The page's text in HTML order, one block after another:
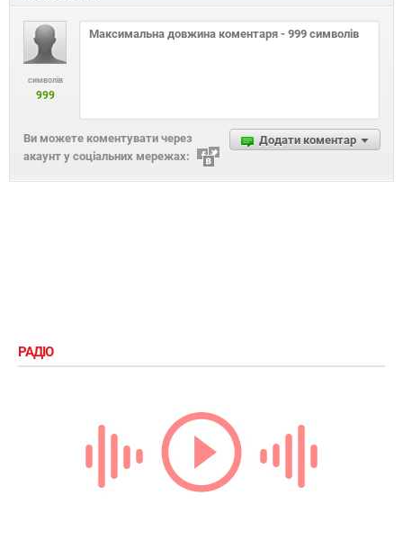
символів
999
Додати коментар
Ви можете коментувати через
акаунт у соціальних мережах:
РАДІО